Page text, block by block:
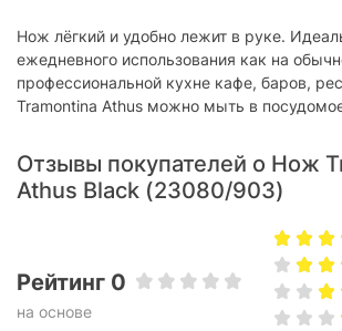
Нож лёгкий и удобно лежит в руке.
ежедневного использования как на
профессиональной кухне кафе, баров,
Tramontina Athus можно мыть в
Отзывы покупателей о Нож
Athus Black (23080/903)
Рейтинг 0
на основе